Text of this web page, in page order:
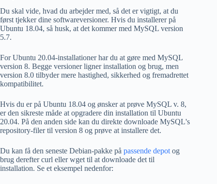
Du skal vide, hvad du arbejder med, så det er vigtigt, at du
først tjekker dine softwareversioner. Hvis du installerer på
Ubuntu 18.04, så husk, at det kommer med MySQL version
5.7.
For Ubuntu 20.04-installationer har du at gøre med MySQL
version 8. Begge versioner ligner installation og brug, men
version 8.0 tilbyder mere hastighed, sikkerhed og fremadrettet
kompatibilitet.
Hvis du er på Ubuntu 18.04 og ønsker at prøve MySQL v. 8,
er den sikreste måde at opgradere din installation til Ubuntu
20.04. På den anden side kan du direkte downloade MySQL's
repository-filer til version 8 og prøve at installere det.
Du kan få den seneste Debian-pakke på passende depotog
brug derefter curl eller wget til at downloade det til
installation. Se et eksempel nedenfor: